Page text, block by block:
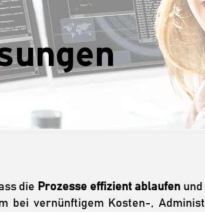
die Prozesse effizient ablaufen
bei vernünftigem Kosten-,